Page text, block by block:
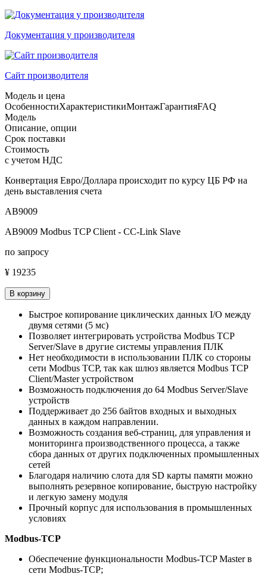
Документация у производителя
Сайт производителя
Модель и цена
ОсобенностиХарактеристикиМонтажГарантияFAQ
Модель
Описание, опции
Срок поставки
Стоимость
с учетом НДС
Конвертация Евро/Доллара происходит по курсу ЦБ РФ на
день выставления счета
AB9009
AB9009 Modbus TCP Client - CC-Link Slave
по запросу
¥ 19235
В корзину
Быстрое копирование циклических данных I/O между
двумя сетями (5 мс)
Позволяет интегрировать устройства Modbus TCP
Server/Slave в другие системы управления ПЛК
Нет необходимости в использовании ПЛК со стороны
сети Modbus TCP, так как шлюз является Modbus TCP
Client/Master устройством
Возможность подключения до 64 Modbus Server/Slave
устройств
Поддерживает до 256 байтов входных и выходных
данных в каждом направлении.
Возможность создания веб-страниц, для управления и
мониторинга производственного процесса, а также
сбора данных от других подключенных промышленных
сетей
Благодаря наличию слота для SD карты памяти можно
выполнять резервное копирование, быструю настройку
и легкую замену модуля
Прочный корпус для использования в промышленных
условиях
Modbus-TCP
Обеспечение функциональности Modbus-TCP Master в
сети Modbus-TCP;